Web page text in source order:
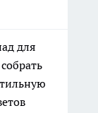
для